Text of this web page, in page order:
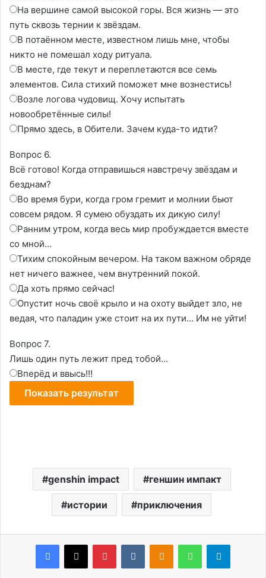
На вершине самой высокой горы. Вся жизнь — это
путь сквозь тернии к звёздам.
В потаённом месте, известном лишь мне, чтобы
никто не помешал ходу ритуала.
В месте, где текут и переплетаются все семь
элементов. Сила стихий поможет мне вознестись!
Возле логова чудовищ. Хочу испытать
новообретённые силы!
Прямо здесь, в Обители. Зачем куда-то идти?
Вопрос 6.
Всё готово! Когда отправишься навстречу звёздам и
безднам?
Во время бури, когда гром гремит и молнии бьют
совсем рядом. Я сумею обуздать их дикую силу!
Ранним утром, когда весь мир пробуждается вместе
со мной...
Тихим спокойным вечером. На таком важном обряде
нет ничего важнее, чем внутренний покой.
Да хоть прямо сейчас!
Опустит ночь своё крыло и на охоту выйдет зло, не
ведая, что паладин уже стоит на их пути... Им не уйти!
Вопрос 7.
Лишь один путь лежит пред тобой...
Вперёд и ввысь!!!
genshin impact геншин импакт
истории приключения